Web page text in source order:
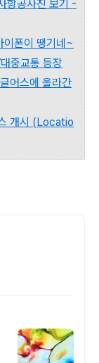
항공사진 보기 -
폰이 땡기네~
중교통 등장
어스에 올라간
개시 (Locatio